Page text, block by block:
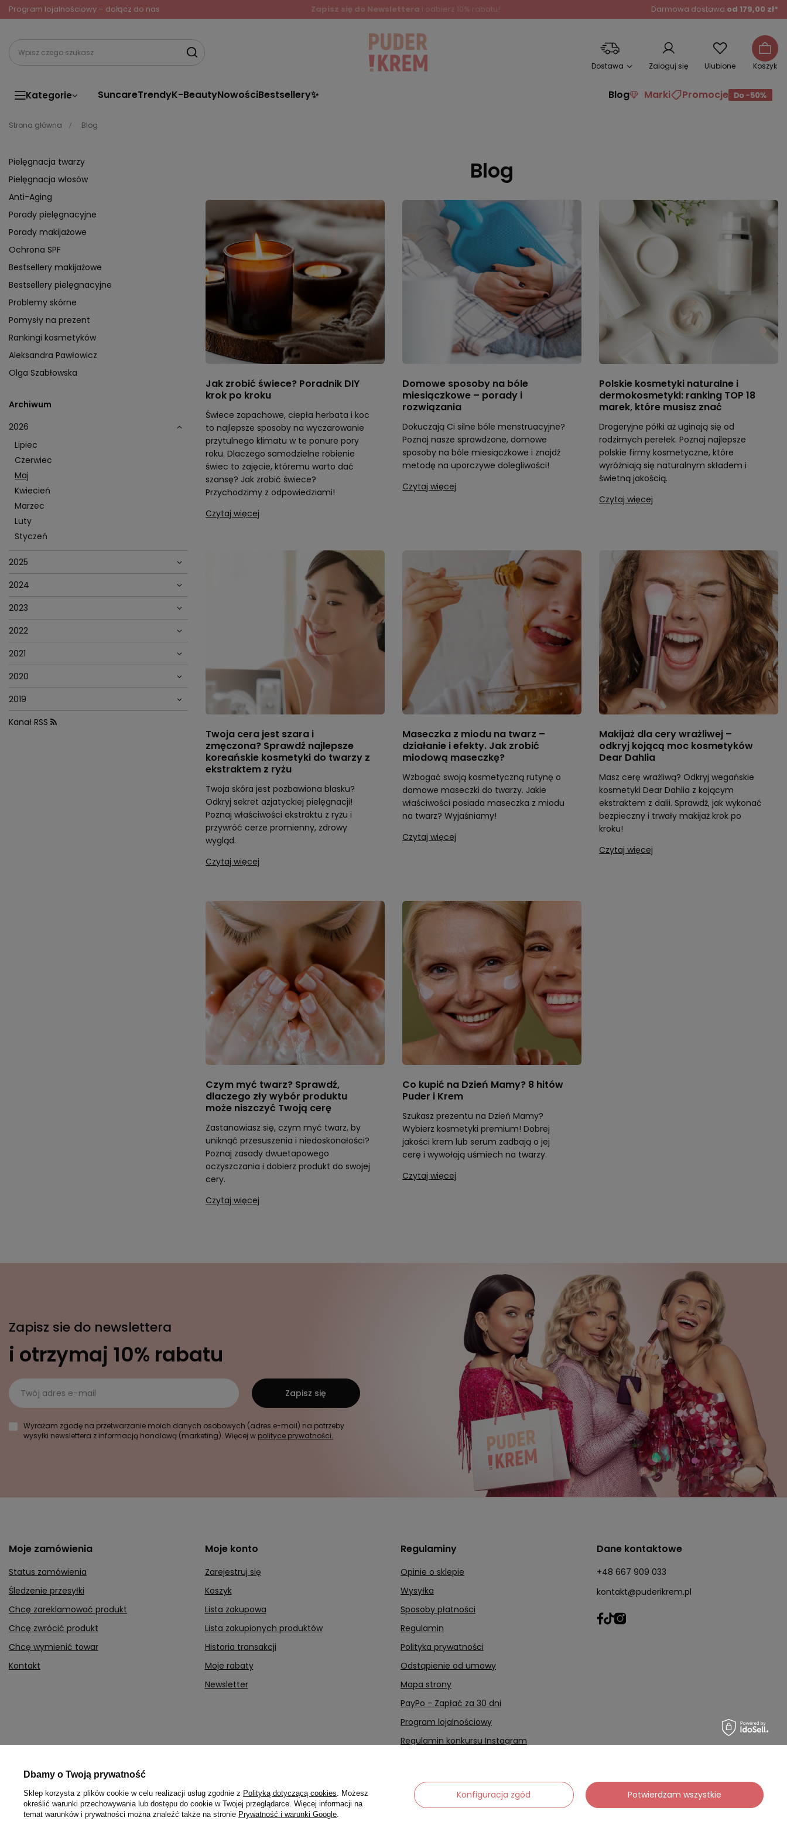
Program lojalnościowy – dołącz do nas Zapisz się do Newslettera i odbierz 10% rabatu! Darmowa dostawa od 179,00 zł*
Dostawa Zaloguj się Ulubione Koszyk
Kategorie SuncareTrendyK-BeautyNowościBestsellery✨ Blog Marki Promocje
Strona główna Blog
Pielęgnacja twarzy
Pielęgnacja włosów
Anti-Aging
Porady pielęgnacyjne
Porady makijażowe
Ochrona SPF
Bestsellery makijażowe
Bestsellery pielęgnacyjne
Problemy skórne
Pomysły na prezent
Rankingi kosmetyków
Aleksandra Pawłowicz
Olga Szabłowska
Archiwum
2026
Lipiec
Czerwiec
Maj
Kwiecień
Marzec
Luty
Styczeń
2025
2024
2023
2022
2021
2020
2019
Kanał RSS
Blog
Jak zrobić świece? Poradnik DIY
krok po kroku
Świece zapachowe, ciepła herbata i koc
to najlepsze sposoby na wyczarowanie
przytulnego klimatu w te ponure pory
roku. Dlaczego samodzielne robienie
świec to zajęcie, któremu warto dać
szansę? Jak zrobić świece?
Przychodzimy z odpowiedziami!
Czytaj więcej
Domowe sposoby na bóle
miesiączkowe – porady i
rozwiązania
Dokuczają Ci silne bóle menstruacyjne?
Poznaj nasze sprawdzone, domowe
sposoby na bóle miesiączkowe i znajdź
metodę na uporczywe dolegliwości!
Czytaj więcej
Polskie kosmetyki naturalne i
dermokosmetyki: ranking TOP 18
marek, które musisz znać
Drogeryjne półki aż uginają się od
rodzimych perełek. Poznaj najlepsze
polskie firmy kosmetyczne, które
wyróżniają się naturalnym składem i
świetną jakością.
Czytaj więcej
Twoja cera jest szara i
zmęczona? Sprawdź najlepsze
koreańskie kosmetyki do twarzy z
ekstraktem z ryżu
Twoja skóra jest pozbawiona blasku?
Odkryj sekret azjatyckiej pielęgnacji!
Poznaj właściwości ekstraktu z ryżu i
przywróć cerze promienny, zdrowy
wygląd.
Czytaj więcej
Maseczka z miodu na twarz –
działanie i efekty. Jak zrobić
miodową maseczkę?
Wzbogać swoją kosmetyczną rutynę o
domowe maseczki do twarzy. Jakie
właściwości posiada maseczka z miodu
na twarz? Wyjaśniamy!
Czytaj więcej
Makijaż dla cery wrażliwej –
odkryj kojącą moc kosmetyków
Dear Dahlia
Masz cerę wrażliwą? Odkryj wegańskie
kosmetyki Dear Dahlia z kojącym
ekstraktem z dalii. Sprawdź, jak wykonać
bezpieczny i trwały makijaż krok po
kroku!
Czytaj więcej
Czym myć twarz? Sprawdź,
dlaczego zły wybór produktu
może niszczyć Twoją cerę
Zastanawiasz się, czym myć twarz, by
uniknąć przesuszenia i niedoskonałości?
Poznaj zasady dwuetapowego
oczyszczania i dobierz produkt do swojej
cery.
Czytaj więcej
Co kupić na Dzień Mamy? 8 hitów
Puder i Krem
Szukasz prezentu na Dzień Mamy?
Wybierz kosmetyki premium! Dobrej
jakości krem lub serum zadbają o jej
cerę i wywołają uśmiech na twarzy.
Czytaj więcej
Zapisz sie do newslettera
i otrzymaj 10% rabatu
Twój adres e-mail
Wyrażam zgodę na przetwarzanie moich danych osobowych (adres e-mail) na potrzeby
wysyłki newslettera z informacją handlową (marketing). Więcej w polityce prywatności.
Zapisz się
Moje zamówienia
Status zamówienia
Śledzenie przesyłki
Chcę zareklamować produkt
Chcę zwrócić produkt
Chcę wymienić towar
Kontakt
Moje konto
Zarejestruj się
Koszyk
Lista zakupowa
Lista zakupionych produktów
Historia transakcji
Moje rabaty
Newsletter
Regulaminy
Opinie o sklepie
Wysyłka
Sposoby płatności
Regulamin
Polityka prywatności
Odstąpienie od umowy
Mapa strony
PayPo - Zapłać za 30 dni
Program lojalnościowy
Regulamin konkursu Instagram
Dane kontaktowe
+48 667 909 033
kontakt@puderikrem.pl
Dbamy o Twoją prywatność
Sklep korzysta z plików cookie w celu realizacji usług zgodnie z Polityką dotyczącą cookies . Możesz
określić warunki przechowywania lub dostępu do cookie w Twojej przeglądarce. Więcej informacji na
temat warunków i prywatności można znaleźć także na stronie Prywatność i warunki Google
Konfiguracja zgód Potwierdzam wszystkie